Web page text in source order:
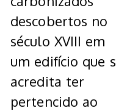
descobertos no
século XVIII em
um edifício que
acredita ter
pertencido ao